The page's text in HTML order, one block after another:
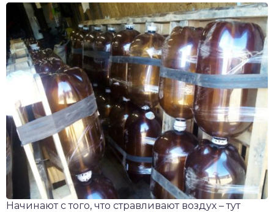
Начинают с того, что стравливают воздух – тут